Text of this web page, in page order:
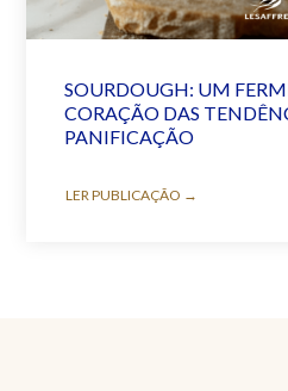
SOURDOUGH: UM
CORAÇÃO DAS
PANIFICAÇÃO
LER PUBLICAÇÃO →